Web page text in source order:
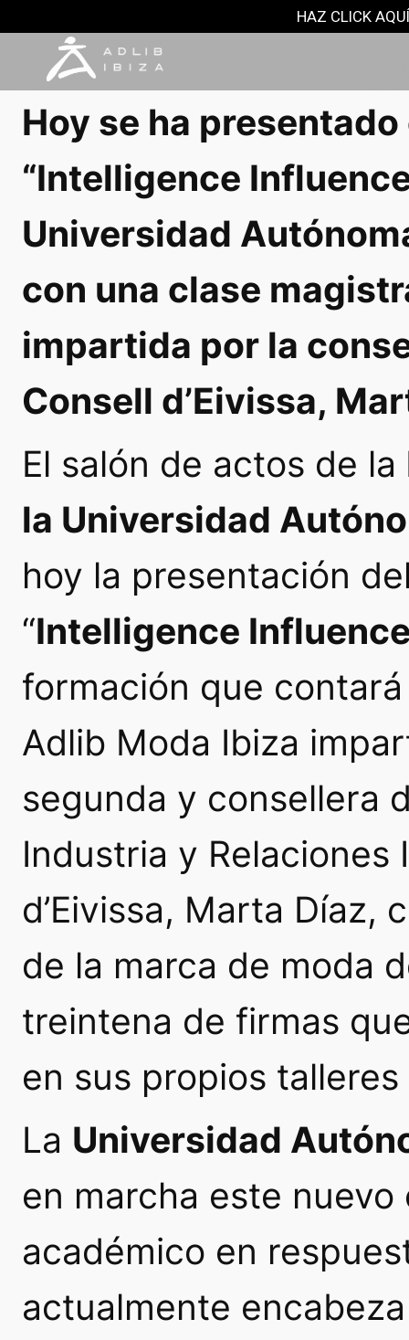
HAZ CLICK
Hoy se ha
“Intelligence
Universidad
con una clase
impartida por la
Consell d’Eivissa,
El salón de actos de la
la Universidad
hoy la presentación
“Intelligence
formación que
Adlib Moda Ibiza
segunda y consellera
Industria y
d’Eivissa, Marta Díaz,
de la marca de moda
treintena de firmas
en sus propios
La Universidad
en marcha este
académico en
actualmente